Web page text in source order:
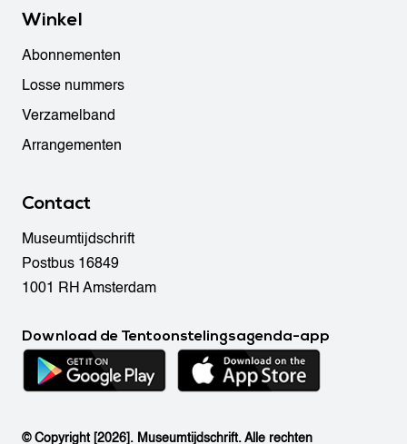
Winkel
Abonnementen
Losse nummers
Verzamelband
Arrangementen
Contact
Museumtijdschrift
Postbus 16849
1001 RH Amsterdam
Download de Tentoonstelingsagenda-app
© Copyright [2026]. Museumtijdschrift. Alle rechten